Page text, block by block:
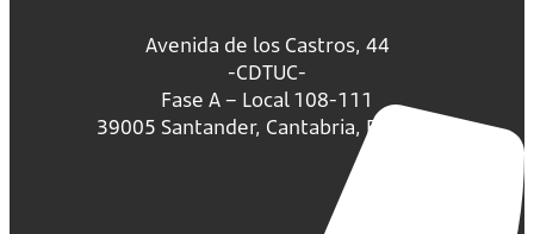
Avenida de los Castros, 44
-CDTUC-
Fase A – Local 108-111
39005 Santander, Cantabria, España.